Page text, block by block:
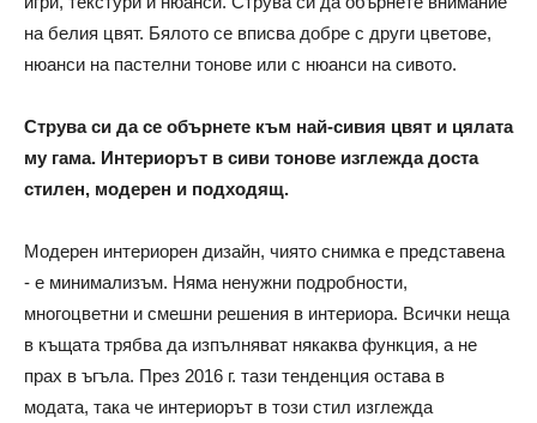
на белия цвят. Бялото се вписва добре с други цветове,
нюанси на пастелни тонове или с нюанси на сивото.
Струва си да се обърнете към най-сивия цвят и цялата
му гама. Интериорът в сиви тонове изглежда доста
стилен, модерен и подходящ.
Модерен интериорен дизайн, чиято снимка е представена
- е минимализъм. Няма ненужни подробности,
многоцветни и смешни решения в интериора. Всички неща
в къщата трябва да изпълняват някаква функция, а не
прах в ъгъла. През 2016 г. тази тенденция остава в
модата, така че интериорът в този стил изглежда